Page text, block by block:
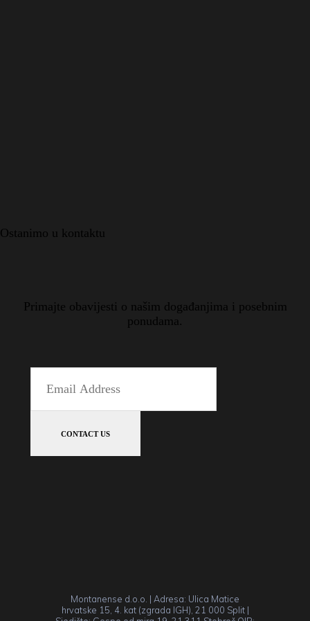
Ostanimo u kontaktu
Primajte obavijesti o našim događanjima i posebnim
ponudama.
Montanense d.o.o. | Adresa: Ulica Matice
hrvatske 15, 4. kat (zgrada IGH), 21 000 Split |